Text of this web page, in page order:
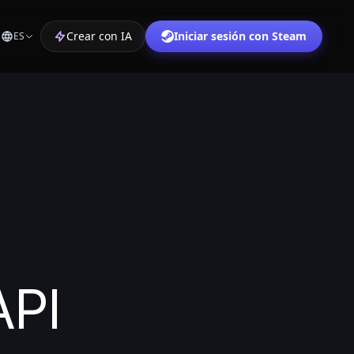
ES Crear con IA Iniciar sesión con Steam